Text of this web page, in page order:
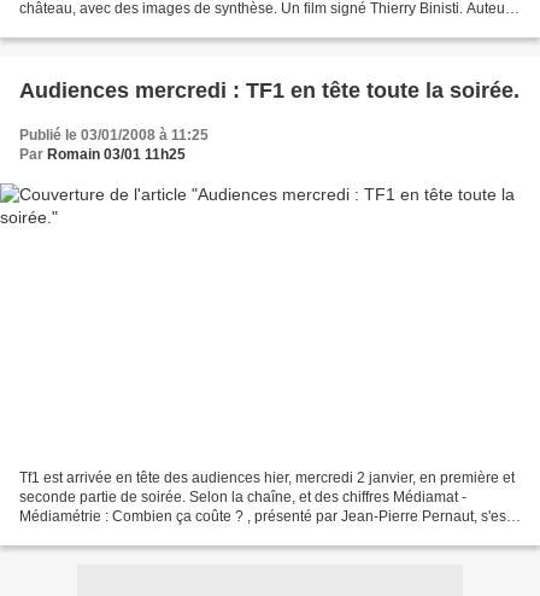
château, avec des images de synthèse. Un film signé Thierry Binisti. Auteurs
Audiences mercredi : TF1 en tête toute la soirée.
Publié le 03/01/2008 à 11:25
Par Romain 03/01 11h25
Tf1 est arrivée en tête des audiences hier, mercredi 2 janvier, en première et
seconde partie de soirée. Selon la chaîne, et des chiffres Médiamat -
Médiamétrie : Combien ça coûte ? , présenté par Jean-Pierre Pernaut, s'est